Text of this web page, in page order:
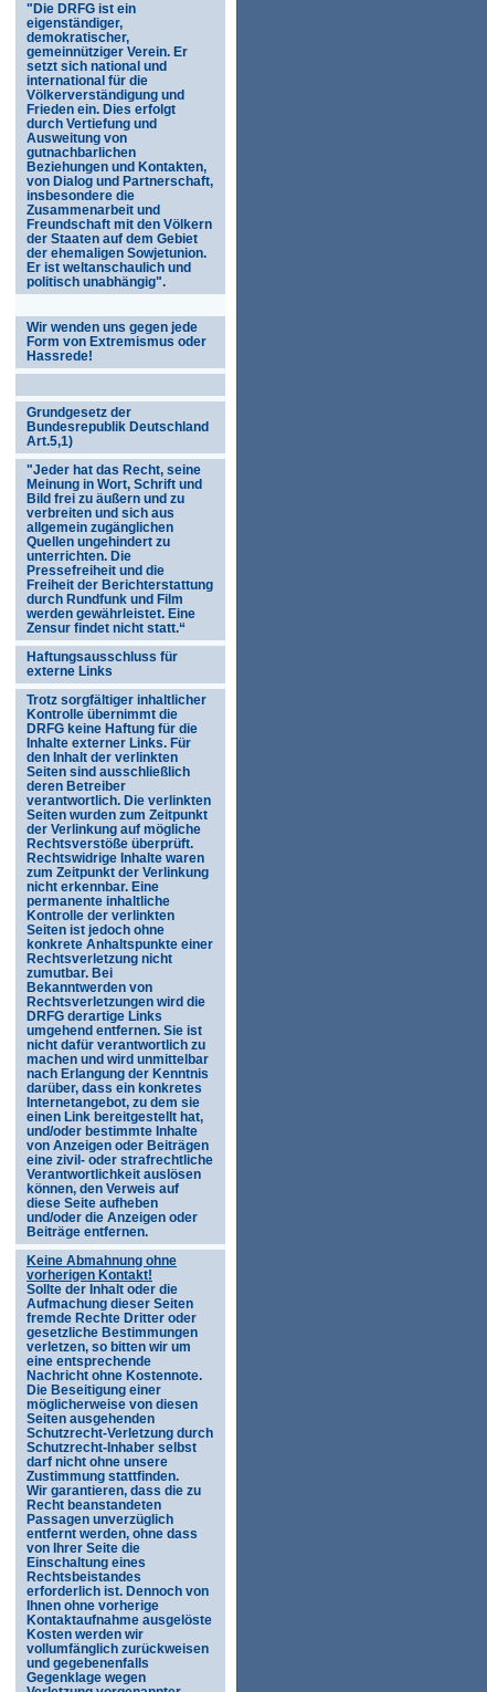
"Die DRFG ist ein
eigenständiger,
demokratischer,
gemeinnütziger Verein. Er
setzt sich national und
international für die
Völkerverständigung und
Frieden ein. Dies erfolgt
durch Vertiefung und
Ausweitung von
gutnachbarlichen
Beziehungen und Kontakten,
von Dialog und Partnerschaft,
insbesondere die
Zusammenarbeit und
Freundschaft mit den Völkern
der Staaten auf dem Gebiet
der ehemaligen Sowjetunion.
Er ist weltanschaulich und
politisch unabhängig".
Wir wenden uns gegen jede
Form von Extremismus oder
Hassrede!
Grundgesetz der
Bundesrepublik Deutschland
Art.5,1)
"Jeder hat das Recht, seine
Meinung in Wort, Schrift und
Bild frei zu äußern und zu
verbreiten und sich aus
allgemein zugänglichen
Quellen ungehindert zu
unterrichten. Die
Pressefreiheit und die
Freiheit der Berichterstattung
durch Rundfunk und Film
werden gewährleistet. Eine
Zensur findet nicht statt.“
Haftungsausschluss für
externe Links
Trotz sorgfältiger inhaltlicher
Kontrolle übernimmt die
DRFG keine Haftung für die
Inhalte externer Links. Für
den Inhalt der verlinkten
Seiten sind ausschließlich
deren Betreiber
verantwortlich. Die verlinkten
Seiten wurden zum Zeitpunkt
der Verlinkung auf mögliche
Rechtsverstöße überprüft.
Rechtswidrige Inhalte waren
zum Zeitpunkt der Verlinkung
nicht erkennbar. Eine
permanente inhaltliche
Kontrolle der verlinkten
Seiten ist jedoch ohne
konkrete Anhaltspunkte einer
Rechtsverletzung nicht
zumutbar. Bei
Bekanntwerden von
Rechtsverletzungen wird die
DRFG derartige Links
umgehend entfernen. Sie ist
nicht dafür verantwortlich zu
machen und wird unmittelbar
nach Erlangung der Kenntnis
darüber, dass ein konkretes
Internetangebot, zu dem sie
einen Link bereitgestellt hat,
und/oder bestimmte Inhalte
von Anzeigen oder Beiträgen
eine zivil- oder strafrechtliche
Verantwortlichkeit auslösen
können, den Verweis auf
diese Seite aufheben
und/oder die Anzeigen oder
Beiträge entfernen.
Keine Abmahnung ohne
vorherigen Kontakt!
Sollte der Inhalt oder die
Aufmachung dieser Seiten
fremde Rechte Dritter oder
gesetzliche Bestimmungen
verletzen, so bitten wir um
eine entsprechende
Nachricht ohne Kostennote.
Die Beseitigung einer
möglicherweise von diesen
Seiten ausgehenden
Schutzrecht-Verletzung durch
Schutzrecht-Inhaber selbst
darf nicht ohne unsere
Zustimmung stattfinden.
Wir garantieren, dass die zu
Recht beanstandeten
Passagen unverzüglich
entfernt werden, ohne dass
von Ihrer Seite die
Einschaltung eines
Rechtsbeistandes
erforderlich ist. Dennoch von
Ihnen ohne vorherige
Kontaktaufnahme ausgelöste
Kosten werden wir
vollumfänglich zurückweisen
und gegebenenfalls
Gegenklage wegen